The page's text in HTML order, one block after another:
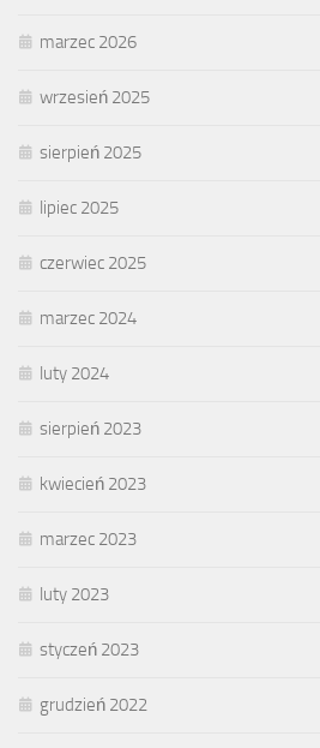
marzec 2026
wrzesień 2025
sierpień 2025
lipiec 2025
czerwiec 2025
marzec 2024
luty 2024
sierpień 2023
kwiecień 2023
marzec 2023
luty 2023
styczeń 2023
grudzień 2022